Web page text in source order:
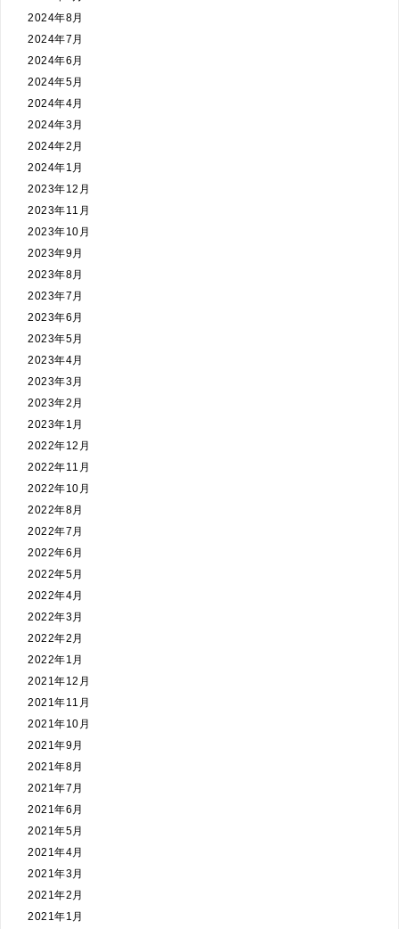
2024年8月
2024年7月
2024年6月
2024年5月
2024年4月
2024年3月
2024年2月
2024年1月
2023年12月
2023年11月
2023年10月
2023年9月
2023年8月
2023年7月
2023年6月
2023年5月
2023年4月
2023年3月
2023年2月
2023年1月
2022年12月
2022年11月
2022年10月
2022年8月
2022年7月
2022年6月
2022年5月
2022年4月
2022年3月
2022年2月
2022年1月
2021年12月
2021年11月
2021年10月
2021年9月
2021年8月
2021年7月
2021年6月
2021年5月
2021年4月
2021年3月
2021年2月
2021年1月